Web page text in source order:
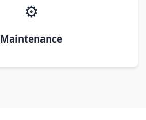
⚙️
Maintenance